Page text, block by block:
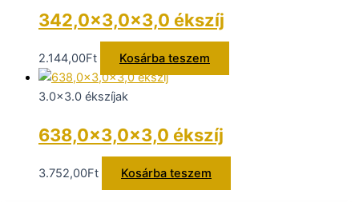
342,0×3,0x3,0 ékszíj
2.144,00Ft Kosárba teszem
3.0x3.0 ékszíjak
638,0×3,0x3,0 ékszíj
3.752,00Ft Kosárba teszem